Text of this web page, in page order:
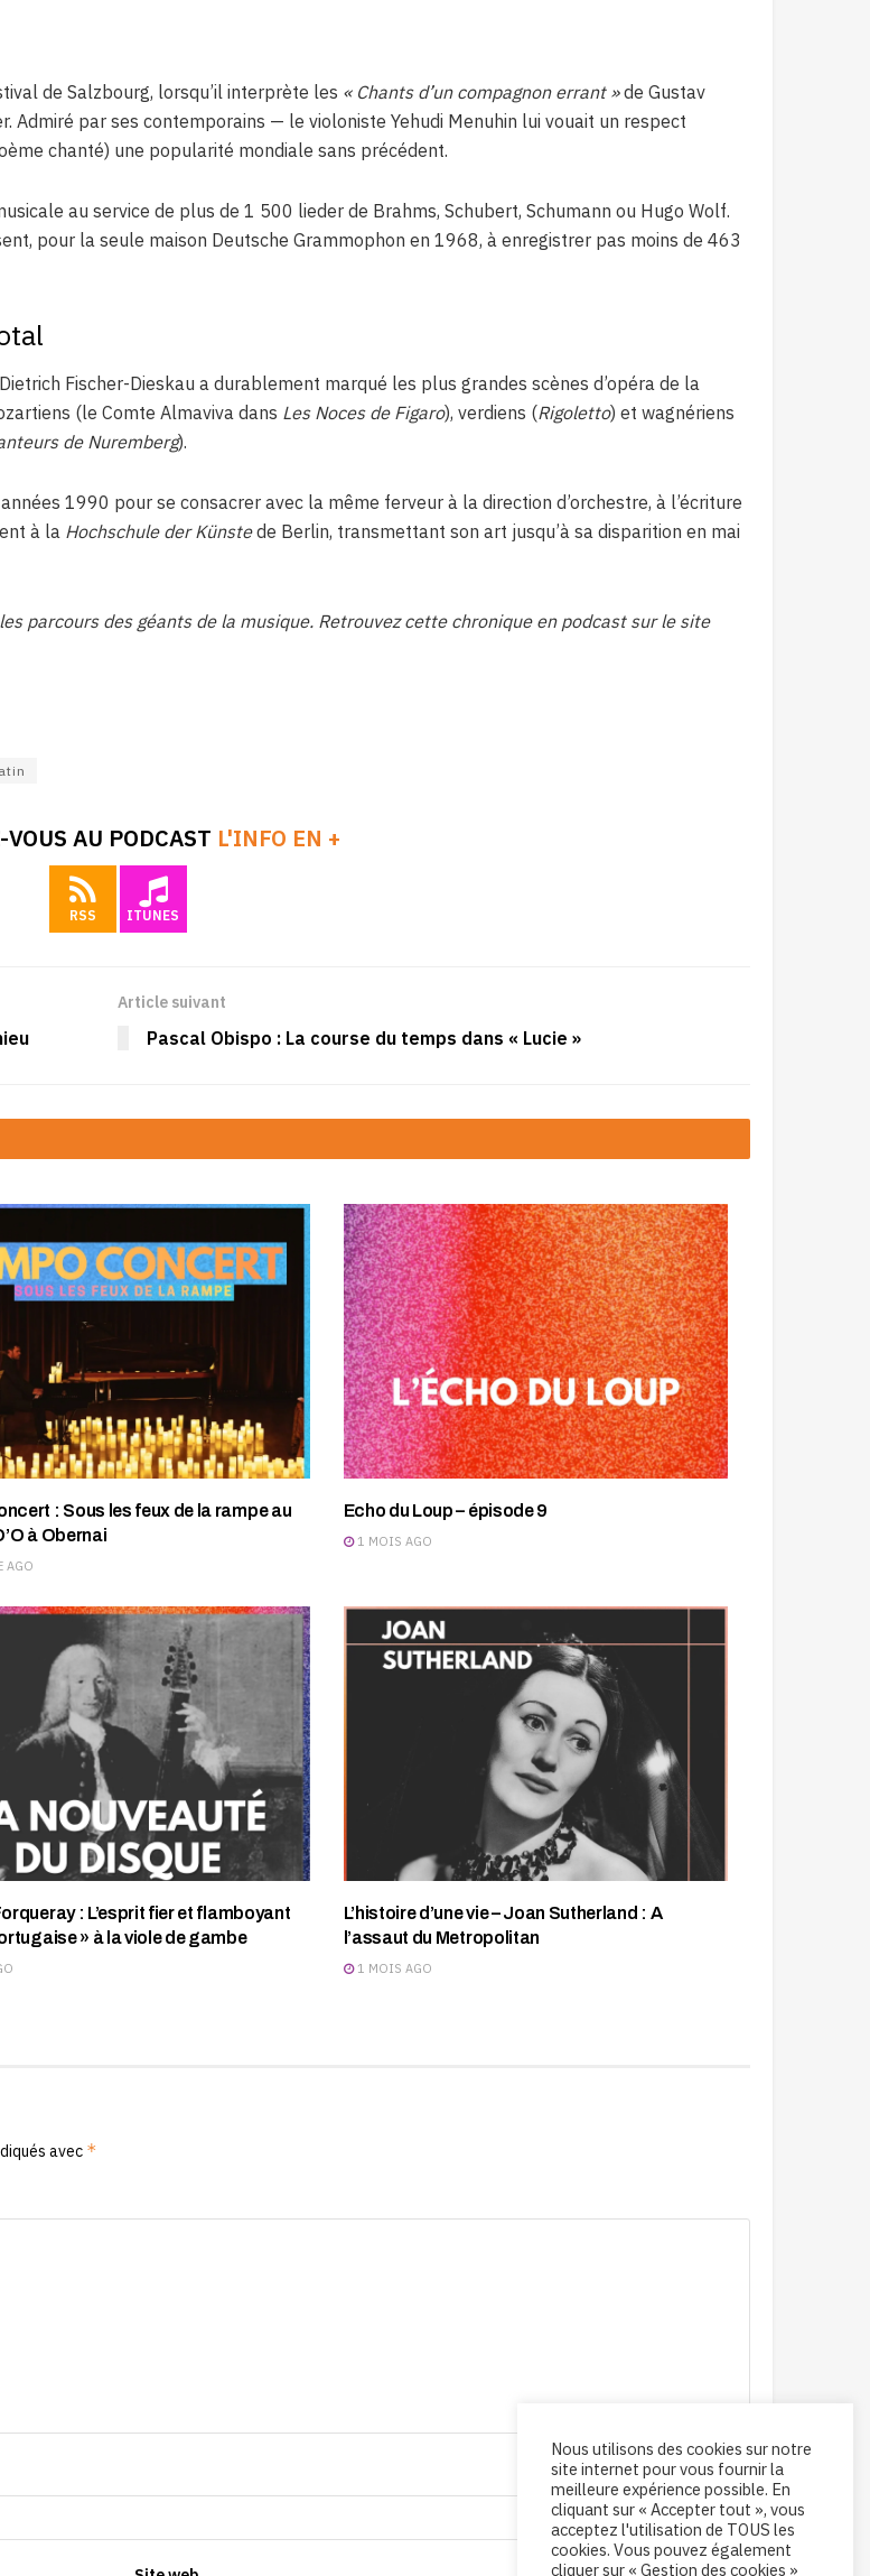
de Salzbourg, lorsqu’il interprète les « Chants d’un compagnon errant »de Gustav
par ses contemporains — le violoniste Yehudi Menuhin lui vouait un respect
chanté) une popularité mondiale sans précédent.
au service de plus de 1 500 lieder de Brahms, Schubert, Schumann ou Hugo Wolf.
pour la seule maison Deutsche Grammophon en 1968, à enregistrer pas moins de 463
Fischer-Dieskau a durablement marqué les plus grandes scènes d’opéra de la
(le Comte Almaviva dans Les Noces de Figaro), verdiens (Rigoletto) et wagnériens
de Nuremberg).
1990 pour se consacrer avec la même ferveur à la direction d’orchestre, à l’écriture
à la Hochschule der Künstede Berlin, transmettant son art jusqu’à sa disparition en mai
parcours des géants de la musique. Retrouvez cette chronique en podcast sur le site
AU PODCAST L'INFO EN +
RSS ITUNES
Article suivant
Pascal Obispo : La course du temps dans « Lucie »
: Sous les feux de la rampe au
à Obernai
AGO
Echo du Loup – épisode 9
1 MOIS AGO
: L’esprit fier et flamboyant
» à la viole de gambe
L’histoire d’une vie – Joan Sutherland : A
l’assaut du Metropolitan
1 MOIS AGO
avec *
Nous utilisons des cookies sur notre
site internet pour vous fournir la
meilleure expérience possible. En
cliquant sur « Accepter tout », vous
acceptez l'utilisation de TOUS les
cookies. Vous pouvez également
cliquer sur « Gestion des cookies »